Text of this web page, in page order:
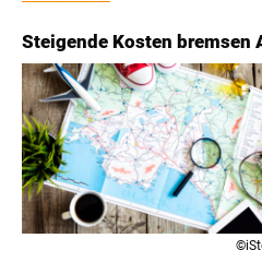
Steigende Kosten bremsen